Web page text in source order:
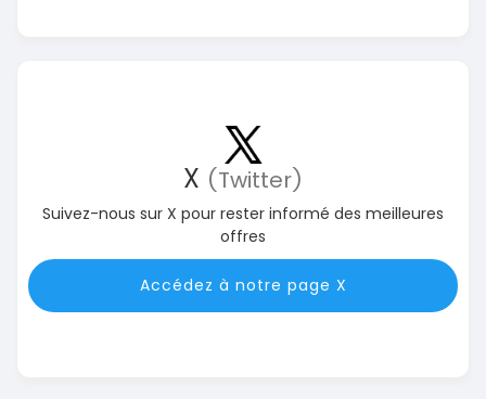
X (Twitter)
Suivez-nous sur X pour rester informé des meilleures
offres
Accédez à notre page X